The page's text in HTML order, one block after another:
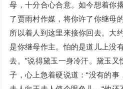
母，十分合心合意。如今想着你
了贾雨村作媒，将你许了你继母
所以着人到这里来接你回去。大
是你继母作主。怕的是道儿上没
去。”说得黛玉一身冷汗。黛玉
子，心上急着硬说道：“没有的事